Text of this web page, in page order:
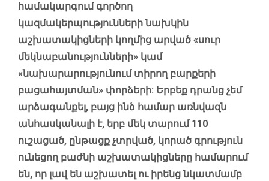
համակարգում գործող
կազմակերպությունների նախկին
աշխատակիցների կողմից արված «սուր
մեկնաբանությունների» կամ
«նախարարությունում տիրող բարքերի
բացահայտման» փորձերի: Երբեք դրանց չեմ
արձագանքել, բայց ինձ համար առնվազն
անհասկանալի է, երբ մեկ տարում 110
ուշացած, ընթացք չտրված, կորած գրություն
ունեցող բաժնի աշխատակիցները համարում
են, որ լավ են աշխատել ու իրենց նկատմամբ